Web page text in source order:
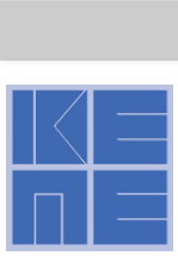
Skip
navigation